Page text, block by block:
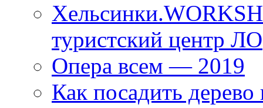
туристский центр ЛО
Опера всем — 2019
Как посадить дерево